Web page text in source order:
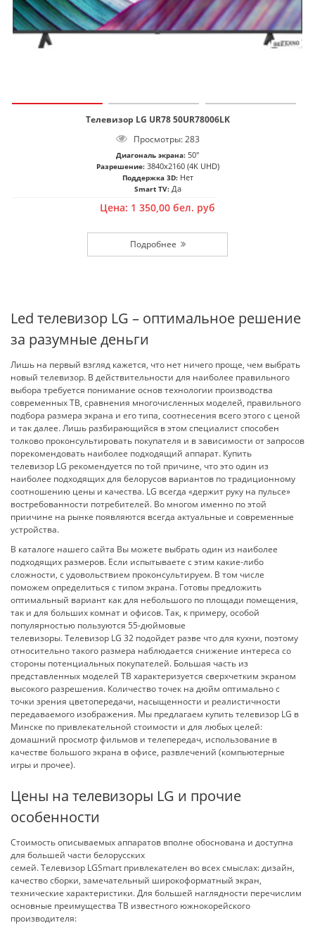
Телевизор LG UR78 50UR78006LK
Просмотры: 283
Диагональ экрана: 50"
Разрешение: 3840x2160 (4K UHD)
Поддержка 3D: Нет
Smart TV: Да
Цена: 1 350,00 бел. руб
Led телевизор LG – оптимальное решение
за разумные деньги
Лишь на первый взгляд кажется, что нет ничего проще, чем выбрать
новый телевизор. В действительности для наиболее правильного
выбора требуется понимание основ технологии производства
современных ТВ, сравнения многочисленных моделей, правильного
подбора размера экрана и его типа, соотнесения всего этого с ценой
и так далее. Лишь разбирающийся в этом специалист способен
толково проконсультировать покупателя и в зависимости от запросов
порекомендовать наиболее подходящий аппарат. Купить
телевизор LG рекомендуется по той причине, что это один из
наиболее подходящих для белорусов вариантов по традиционному
соотношению цены и качества. LG всегда «держит руку на пульсе»
востребованности потребителей. Во многом именно по этой
приичине на рынке появляются всегда актуальные и современные
устройства.
В каталоге нашего сайта Вы можете выбрать один из наиболее
подходящих размеров. Если испытываете с этим какие-либо
сложности, с удовольствием проконсультируем. В том числе
поможем определиться с типом экрана. Готовы предложить
оптимальный вариант как для небольшого по площади помещения,
так и для больших комнат и офисов. Так, к примеру, особой
популярностью пользуются 55-дюймовые
телевизоры. Телевизор LG 32 подойдет разве что для кухни, поэтому
относительно такого размера наблюдается снижение интереса со
стороны потенциальных покупателей. Большая часть из
представленных моделей ТВ характеризуется сверхчетким экраном
высокого разрешения. Количество точек на дюйм оптимально с
точки зрения цветопередачи, насыщенности и реалистичности
передаваемого изображения. Мы предлагаем купить телевизор LG в
Минске по привлекательной стоимости и для любых целей:
домашний просмотр фильмов и телепередач, использование в
качестве большого экрана в офисе, развлечений (компьютерные
игры и прочее).
Цены на телевизоры LG и прочие
особенности
Стоимость описываемых аппаратов вполне обоснована и доступна
для большей части белорусских
семей. Телевизор LGSmart привлекателен во всех смыслах: дизайн,
качество сборки, замечательный широкоформатный экран,
технические характеристики. Для большей наглядности перечислим
основные преимущества ТВ известного южнокорейского
производителя: